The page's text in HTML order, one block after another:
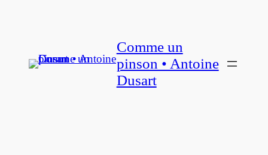
Comme un
pinson • Antoine
Dusart